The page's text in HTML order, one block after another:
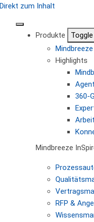
Direkt zum Inhalt
Produkte
Highlights
360-
Mindbreeze
RFP &